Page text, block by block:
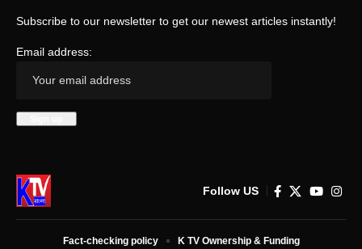
Subscribe to our newsletter to get our newest articles instantly!
Email address:
Follow US
Fact-checking policy K TV Ownership & Funding